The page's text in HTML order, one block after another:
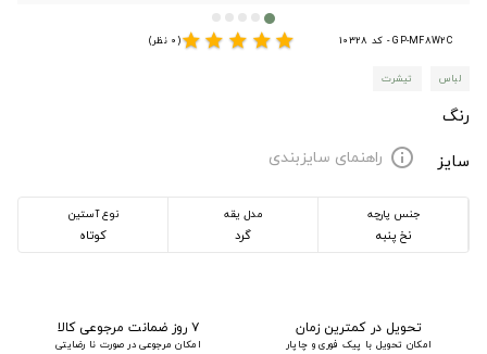
GP-MF8W2C - کد 10328 star
star
star
star
star(0 نظر)
لباس تیشرت
رنگ
سایز
info راهنمای سایزبندی
جنس پارچه
نخ پنبه
مدل یقه
گرد
نوع آستین
کوتاه
تحویل در کمترین زمان
امکان تحویل با پیک فوری و چاپار
۷ روز ضمانت مرجوعی کالا
امکان مرجوعی در صورت نا رضایتی